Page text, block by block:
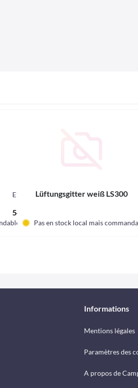
E13633
54,62 € *
Lüftungsgitter weiß LS300
Pas en stock local mais
Informations
Mentions légales
Paramètres des
A propos de